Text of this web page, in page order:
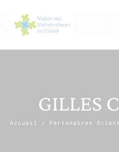
GILLES
Accueil / Partenaires